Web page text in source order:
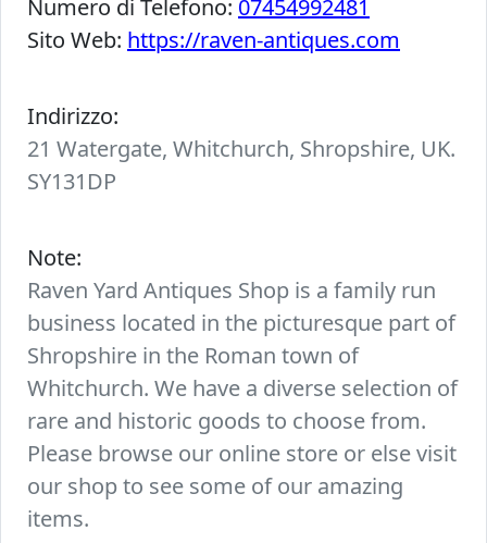
Numero di Telefono: 07454992481
Sito Web: https://raven-antiques.com
Indirizzo:
21 Watergate, Whitchurch, Shropshire, UK.
SY131DP
Note:
Raven Yard Antiques Shop is a family run
business located in the picturesque part of
Shropshire in the Roman town of
Whitchurch. We have a diverse selection of
rare and historic goods to choose from.
Please browse our online store or else visit
our shop to see some of our amazing
items.